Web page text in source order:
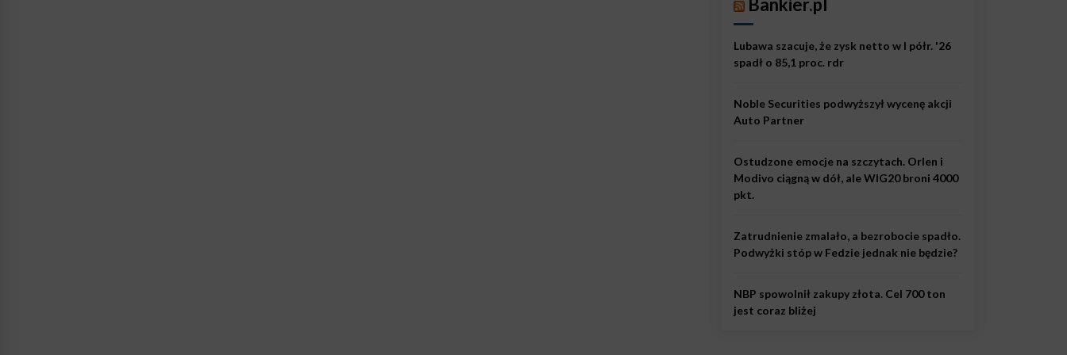
Bankier.pl
Lubawa szacuje, że zysk netto w I półr. '26
spadł o 85,1 proc. rdr
Noble Securities podwyższył wycenę akcji
Auto Partner
Ostudzone emocje na szczytach. Orlen i
Modivo ciągną w dół, ale WIG20 broni 4000
pkt.
Zatrudnienie zmalało, a bezrobocie spadło.
Podwyżki stóp w Fedzie jednak nie będzie?
NBP spowolnił zakupy złota. Cel 700 ton
jest coraz bliżej